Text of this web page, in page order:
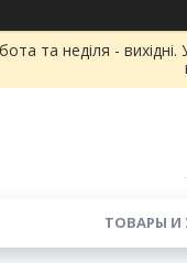
та неділя -
ТОВАРЫ И